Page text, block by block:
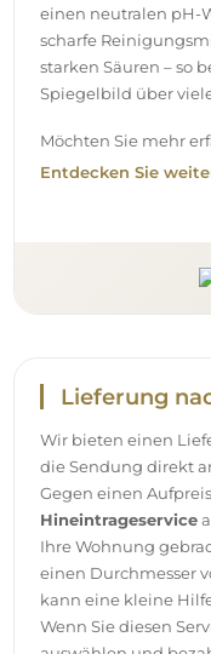
einen neutralen pH-
scharfe
starken Säuren – so
Spiegelbild über
Möchten Sie mehr
Entdecken Sie
Lieferung
Wir bieten einen
die Sendung direkt
Gegen einen
Hineintrageservice
Ihre Wohnung
einen Durchmesser
kann eine kleine
Wenn Sie diesen